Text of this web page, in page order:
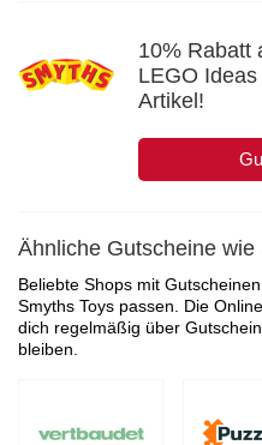
10% Rabatt
LEGO
Artikel!
Ähnliche Gutscheine wie
Beliebte Shops mit
Smyths Toys passen. Die
dich regelmäßig über
bleiben.